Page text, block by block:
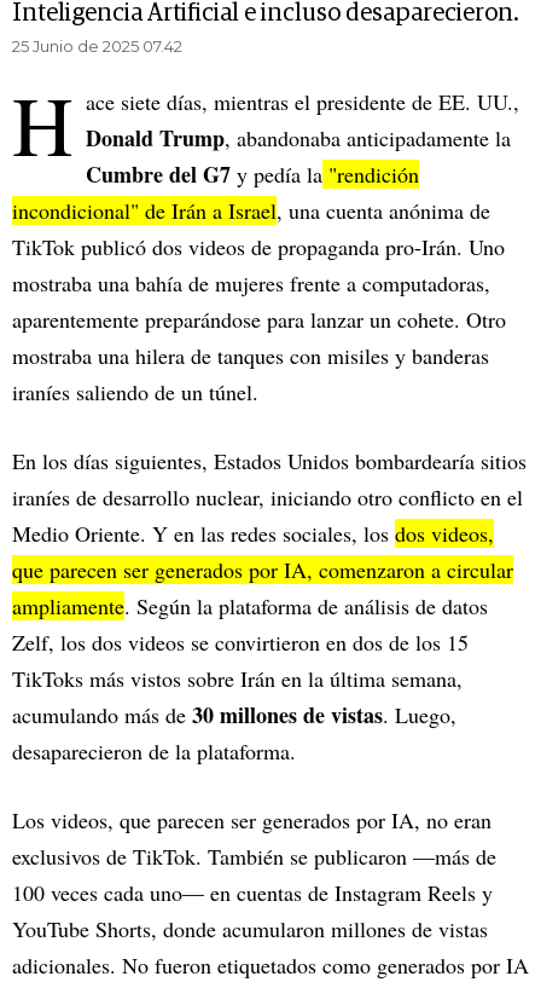
Inteligencia Artificial e incluso desaparecieron.
25 Junio de 2025 07.42
H ace siete días, mientras el presidente de EE. UU.,
Donald Trump, abandonaba anticipadamente la
Cumbre del G7 y pedía la "rendición
incondicional" de Irán a Israel, una cuenta anónima de
TikTok publicó dos videos de propaganda pro-Irán. Uno
mostraba una bahía de mujeres frente a computadoras,
aparentemente preparándose para lanzar un cohete. Otro
mostraba una hilera de tanques con misiles y banderas
iraníes saliendo de un túnel.
En los días siguientes, Estados Unidos bombardearía sitios
iraníes de desarrollo nuclear, iniciando otro conflicto en el
Medio Oriente. Y en las redes sociales, los dos videos,
que parecen ser generados por IA, comenzaron a circular
ampliamente. Según la plataforma de análisis de datos
Zelf, los dos videos se convirtieron en dos de los 15
TikToks más vistos sobre Irán en la última semana,
acumulando más de 30 millones de vistas. Luego,
desaparecieron de la plataforma.
Los videos, que parecen ser generados por IA, no eran
exclusivos de TikTok. También se publicaron —más de
100 veces cada uno— en cuentas de Instagram Reels y
YouTube Shorts, donde acumularon millones de vistas
adicionales. No fueron etiquetados como generados por IA